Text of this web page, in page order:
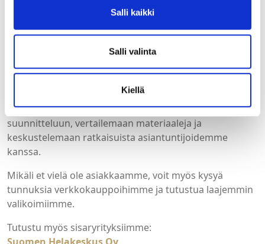
Salli kaikki
Salli valinta
Kiellä
Nähdään jälleen seuraavissa tapahtumissa!
Jatketaan keskustelua myös
tapahtuman jälkeen
Vaikka Billnäsin kesäpäivät ovat tältä vuodelta ohi,
showroomeissamme Seinäjoella, Tampereella ja
Turussa. Tervetuloa hakemaan uusia ideoita
suunnitteluun, vertailemaan materiaaleja ja
keskustelemaan ratkaisuista asiantuntijoidemme
kanssa.
Mikäli et vielä ole asiakkaamme, voit myös kysyä
tunnuksia verkkokauppoihimme ja tutustua laajemmin
valikoimiimme.
Tutustu myös sisaryrityksiimme: